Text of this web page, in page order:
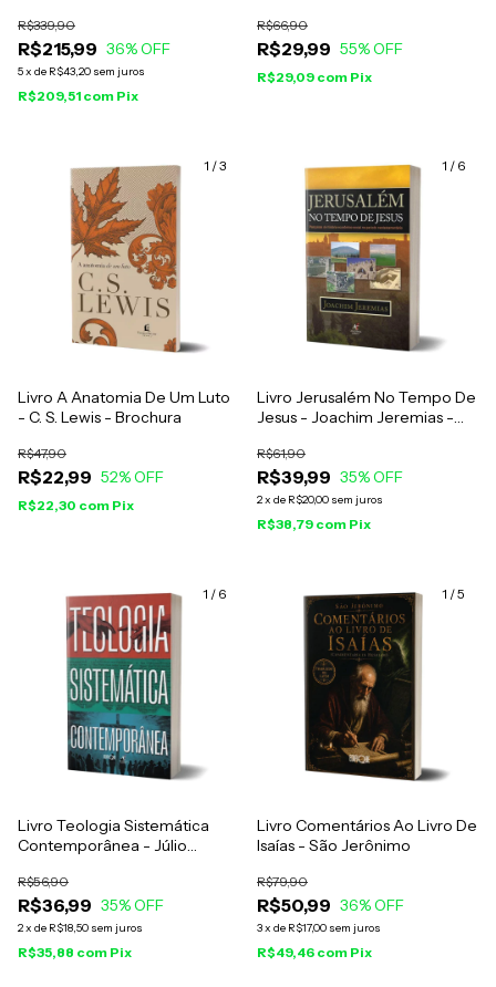
R$215,99
R$339,90
36% OFF
5x de R$43,20 sem juros
R$209,51 com Pix
Aramaico - Leonardo
Andrade
R$29,99
R$66,90
55% OFF
R$29,09 com Pix
1 /3
Livro A Anatomia De Um Luto
- C. S. Lewis - Brochura
R$22,99
R$47,90
52% OFF
R$22,30 com Pix
1 / 6
Livro Jerusalém No Tempo De
Jesus - Joachim Jeremias -
R$39,99
R$61,90
35% OFF
2x de R$20,00 sem juros
R$38,79 com Pix
1 / 6
Livro Teologia Sistemática
Contemporânea - Júlio
R$36,99
R$56,90
35% OFF
2x de R$18,50 sem juros
R$35,88 com Pix
1 /5
Livro Comentários Ao Livro De
Isaías - São Jerônimo
R$50,99
R$79,90
36% OFF
3x de R$17,00 sem juros
R$49,46 com Pix